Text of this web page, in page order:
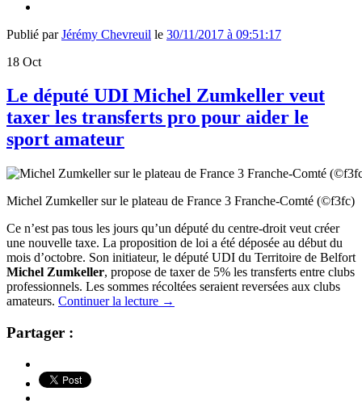
Publié parJérémy Chevreuil le 30/11/2017 à 09:51:17
18 Oct
Le député UDI Michel Zumkeller veut
taxer les transferts pro pour aider le
sport amateur
Michel Zumkeller sur le plateau de France 3 Franche-Comté (©f3fc)
Ce n’est pas tous les jours qu’un député du centre-droit veut créer
une nouvelle taxe. La proposition de loi a été déposée au début du
mois d’octobre. Son initiateur, le député UDI du Territoire de Belfort
Michel Zumkeller, propose de taxer de 5% les transferts entre clubs
professionnels. Les sommes récoltées seraient reversées aux clubs
amateurs. Continuer la lecture →
Partager :